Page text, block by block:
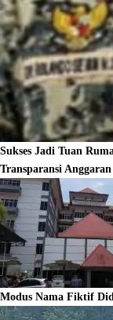
Sukses Jadi Tuan
Transparansi Anggaran
Modus Nama Fiktif